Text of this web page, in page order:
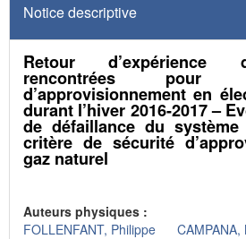
Notice descriptive
Retour d’expérience
rencontrées
d’approvisionnement en
durant l’hiver 2016-2017 –
de défaillance du
critère de sécurité
gaz naturel
Auteurs physiques :
FOLLENFANT, Philippe
CAMPANA,